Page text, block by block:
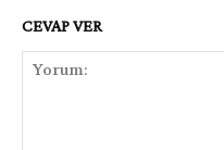
CEVAP VER